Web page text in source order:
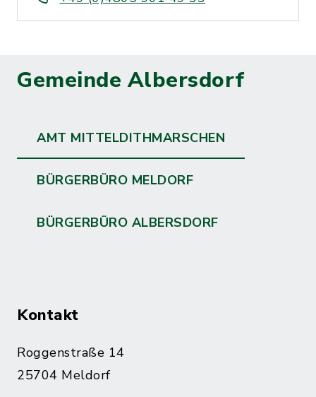
Gemeinde Albersdorf
AMT MITTELDITHMARSCHEN
BÜRGERBÜRO MELDORF
BÜRGERBÜRO ALBERSDORF
Kontakt
Roggenstraße 14
25704 Meldorf